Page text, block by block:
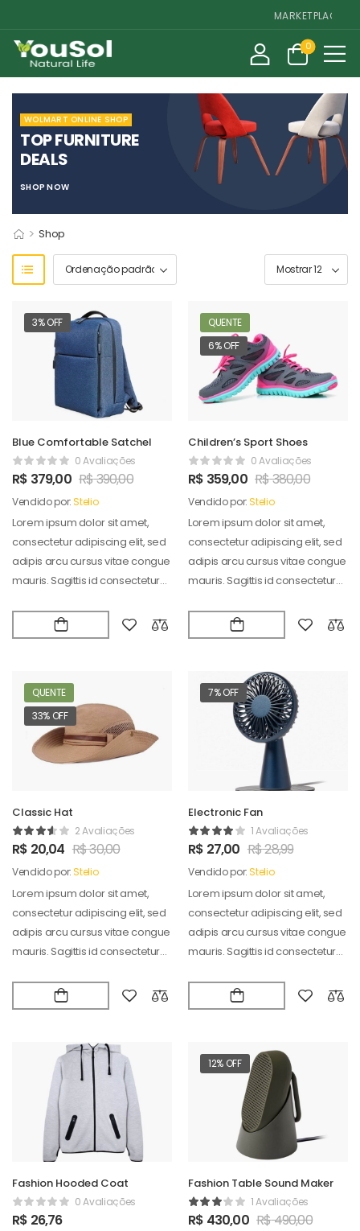
MARKETPLACE DE
0
WOLMART ONLINE SHOP
TOP FURNITURE
DEALS
SHOP NOW
> Shop
3% OFF
Blue Comfortable Satchel
0 Avaliações
R$ 379,00 R$390,00
Vendido por:Stelio
Lorem ipsum dolor sit amet,
consectetur adipiscing elit, sed
adipis arcu cursus vitae congue
mauris. Sagittis id consectetur
QUENTE
6% OFF
Children’s Sport Shoes
0 Avaliações
R$ 359,00 R$380,00
Vendido por:Stelio
Lorem ipsum dolor sit amet,
consectetur adipiscing elit, sed
adipis arcu cursus vitae congue
mauris. Sagittis id consectetur
QUENTE
33% OFF
Classic Hat
2 Avaliações
R$ 20,04 R$30,00
Vendido por:Stelio
Lorem ipsum dolor sit amet,
consectetur adipiscing elit, sed
adipis arcu cursus vitae congue
mauris. Sagittis id consectetur
7% OFF
Electronic Fan
1 Avaliações
R$ 27,00 R$28,99
Vendido por:Stelio
Lorem ipsum dolor sit amet,
consectetur adipiscing elit, sed
adipis arcu cursus vitae congue
mauris. Sagittis id consectetur
Fashion Hooded Coat
0 Avaliações
R$ 26,76
12% OFF
Fashion Table Sound Maker
1 Avaliações
R$ 430,00 R$490,00